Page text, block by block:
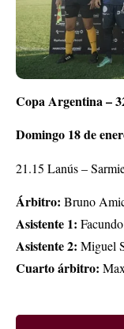
Copa Argentina –
Domingo 18 de
21.15 Lanús –
Árbitro: Bruno
Asistente 1:
Asistente 2: Miguel
Cuarto árbitro: